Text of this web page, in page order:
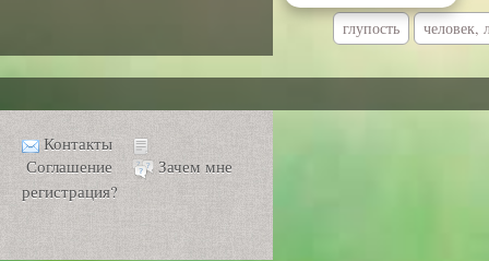
глупость человек,
Контакты
Соглашение
Зачем мне
регистрация?